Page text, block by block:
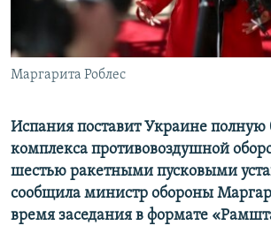
ПОБЕДИТЕЛЕЙ НЕ СУДЯТ?
КРЫМ.НЕПОКОРЕННЫЙ
ELIFBE
ПРИСОЕДИНЯЙТЕСЬ!
Все сайты RFE/RL
Маргарита Роблес
Испания поставит Украине полную
комплекса противовоздушной
шестью ракетными пусковыми
сообщила министр обороны
время заседания в формате